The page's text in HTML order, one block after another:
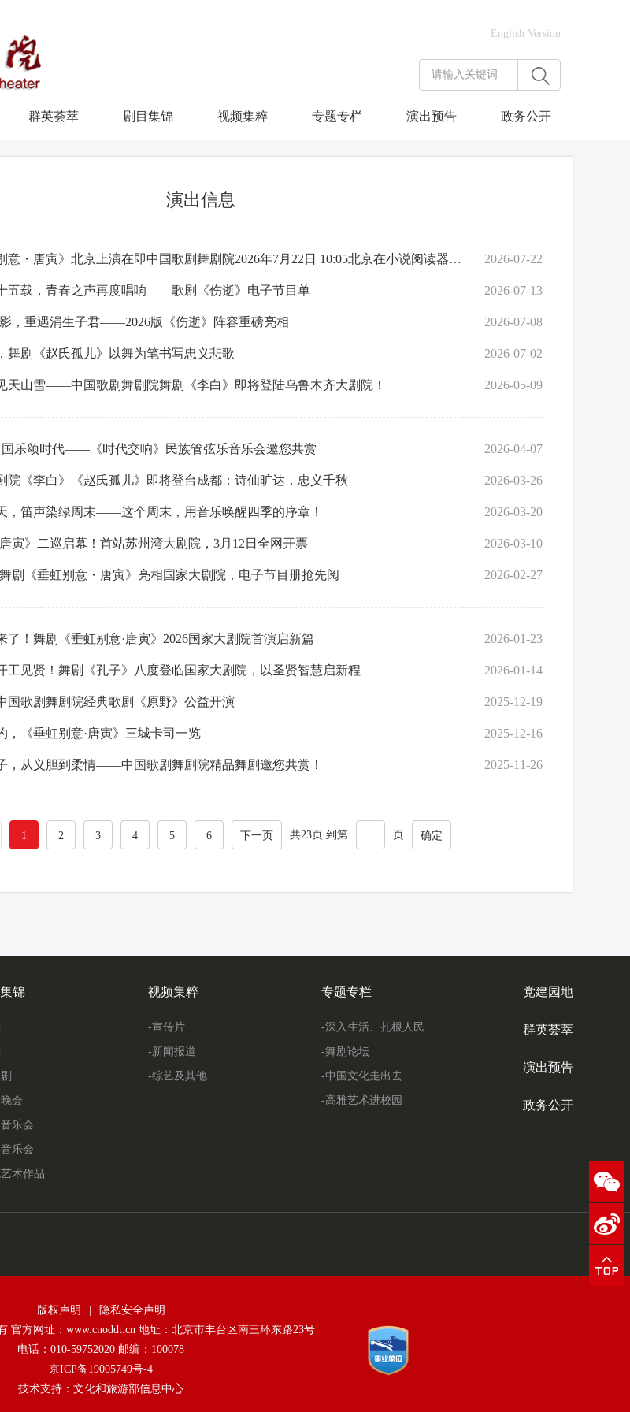
English Version
群英荟萃 剧目集锦 视频集粹 专题专栏 演出预告 政务公开
演出信息
演出预告 | 舞剧《垂虹别意・唐寅》北京上演在即中国歌剧舞剧院2026年7月22日 10:05北京在小说阅读器读本章去阅读在小说阅读器中沉浸阅读演出预告 | 舞剧《垂虹别意・唐寅》北京上演在即 2026-07-22
五载，青春之声再度唱响——歌剧《伤逝》电子节目单 2026-07-13
，重遇涓生子君——2026版《伤逝》阵容重磅亮相 2026-07-08
舞剧《赵氏孤儿》以舞为笔书写忠义悲歌 2026-07-02
天山雪——中国歌剧舞剧院舞剧《李白》即将登陆乌鲁木齐大剧院！ 2026-05-09
国乐颂时代——《时代交响》民族管弦乐音乐会邀您共赏 2026-04-07
院《李白》《赵氏孤儿》即将登台成都：诗仙旷达，忠义千秋 2026-03-26
，笛声染绿周末——这个周末，用音乐唤醒四季的序章！ 2026-03-20
寅》二巡启幕！首站苏州湾大剧院，3月12日全网开票 2026-03-10
剧《垂虹别意・唐寅》亮相国家大剧院，电子节目册抢先阅 2026-02-27
了！舞剧《垂虹别意·唐寅》2026国家大剧院首演启新篇 2026-01-23
工见贤！舞剧《孔子》八度登临国家大剧院，以圣贤智慧启新程 2026-01-14
国歌剧舞剧院经典歌剧《原野》公益开演 2025-12-19
，《垂虹别意·唐寅》三城卡司一览 2025-12-16
，从义胆到柔情——中国歌剧舞剧院精品舞剧邀您共赏！ 2025-11-26
1 2 3 4 5 6 下一页 共23页 到第 页 确定
锦
会
乐会
乐会
术作品
视频集粹
-宣传片
-新闻报道
-综艺及其他
专题专栏
-深入生活、扎根人民
-舞剧论坛
-中国文化走出去
-高雅艺术进校园
党建园地
群英荟萃
演出预告
政务公开
版权声明
隐私安全声明
官方网址：www.cnoddt.cn 地址：北京市丰台区南三环东路23号
电话：010-59752020 邮编：100078
京ICP备19005749号-4
技术支持：文化和旅游部信息中心